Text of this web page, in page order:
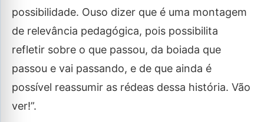
possibilidade. Ouso dizer que é uma montagem
de relevância pedagógica, pois possibilita
refletir sobre o que passou, da boiada que
passou e vai passando, e de que ainda é
possível reassumir as rédeas dessa história. Vão
ver!”.